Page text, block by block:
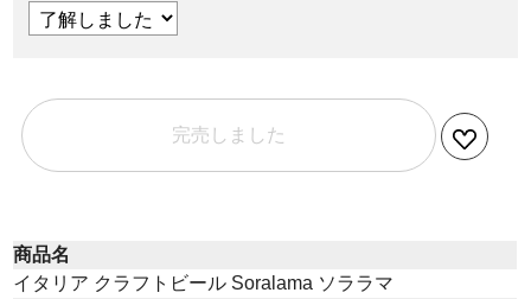
完売しました
商品名
イタリア クラフトビール Soralama ソララマ